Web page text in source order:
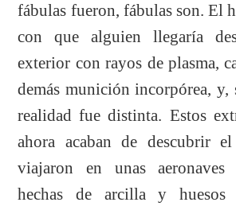
fábulas fueron, fábulas son. El
con que alguien llegaría
exterior con rayos de plasma,
demás munición incorpórea, y,
realidad fue distinta. Estos
ahora acaban de descubrir
viajaron en unas aeronaves
hechas de arcilla y